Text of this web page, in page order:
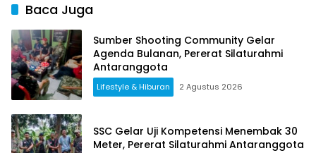
Baca Juga
Sumber Shooting Community Gelar
Agenda Bulanan, Pererat Silaturahmi
Antaranggota
Lifestyle & Hiburan 2 Agustus 2026
SSC Gelar Uji Kompetensi Menembak 30
Meter, Pererat Silaturahmi Antaranggota